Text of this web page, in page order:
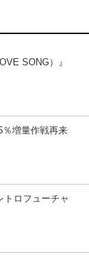
SONG）』
増量作戦再来
ロフューチャ